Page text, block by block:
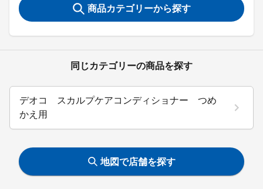
商品カテゴリーから探す
同じカテゴリーの商品を探す
デオコ スカルプケアコンディショナー つめ
かえ用
地図で店舗を探す